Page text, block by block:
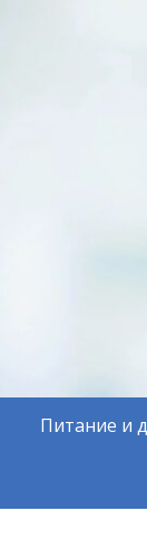
Питание и